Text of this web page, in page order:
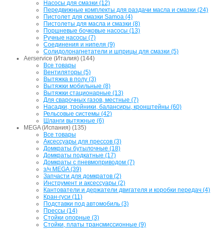
Насосы для смазки (12)
Передвижные комплекты для раздачи масла и смазки (24)
Пистолет для смазки Samoa (4)
Пистолеты для масла и смазки (8)
Поршневые бочковые насосы (13)
Ручные насосы (7)
Соединения и нипеля (9)
Солидолонагнетатели и шприцы для смазки (5)
Aerservice (Италия) (144)
Все товары
Вентиляторы (5)
Вытяжка в полу (3)
Вытяжки мобильные (8)
Вытяжки стационарные (13)
Для сварочных газов, местные (7)
Насадки, тройники, балансиры, кронштейны (60)
Рельсовые системы (42)
Шланги вытяжные (6)
MEGA (Испания) (135)
Все товары
Аксессуары для прессов (3)
Домкраты бутылочные (18)
Домкраты подкатные (17)
Домкраты с пневмоприводом (7)
з/ч MEGA (39)
Запчасти для домкратов (2)
Инструмент и аксессуары (2)
Кантователи и держатели двигателя и коробки передач (4)
Кран-гуси (11)
Подставки под автомобиль (3)
Прессы (14)
Стойки опорные (3)
Стойки, платы трансмиссионные (9)